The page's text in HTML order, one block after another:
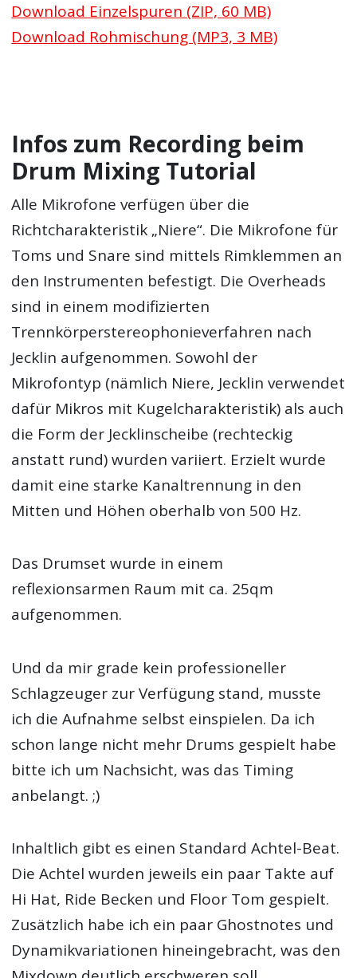
Download Einzelspuren (ZIP, 60 MB)
Download Rohmischung (MP3, 3 MB)
Infos zum Recording beim
Drum Mixing Tutorial
Alle Mikrofone verfügen über die
Richtcharakteristik „Niere“. Die Mikrofone für
Toms und Snare sind mittels Rimklemmen an
den Instrumenten befestigt. Die Overheads
sind in einem modifizierten
Trennkörperstereophonieverfahren nach
Jecklin aufgenommen. Sowohl der
Mikrofontyp (nämlich Niere, Jecklin verwendet
dafür Mikros mit Kugelcharakteristik) als auch
die Form der Jecklinscheibe (rechteckig
anstatt rund) wurden variiert. Erzielt wurde
damit eine starke Kanaltrennung in den
Mitten und Höhen oberhalb von 500 Hz.
Das Drumset wurde in einem
reflexionsarmen Raum mit ca. 25qm
aufgenommen.
Und da mir grade kein professioneller
Schlagzeuger zur Verfügung stand, musste
ich die Aufnahme selbst einspielen. Da ich
schon lange nicht mehr Drums gespielt habe
bitte ich um Nachsicht, was das Timing
anbelangt. ;)
Inhaltlich gibt es einen Standard Achtel-Beat.
Die Achtel wurden jeweils ein paar Takte auf
Hi Hat, Ride Becken und Floor Tom gespielt.
Zusätzlich habe ich ein paar Ghostnotes und
Dynamikvariationen hineingebracht, was den